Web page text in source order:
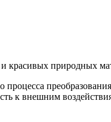
природных
процесса
к внешним